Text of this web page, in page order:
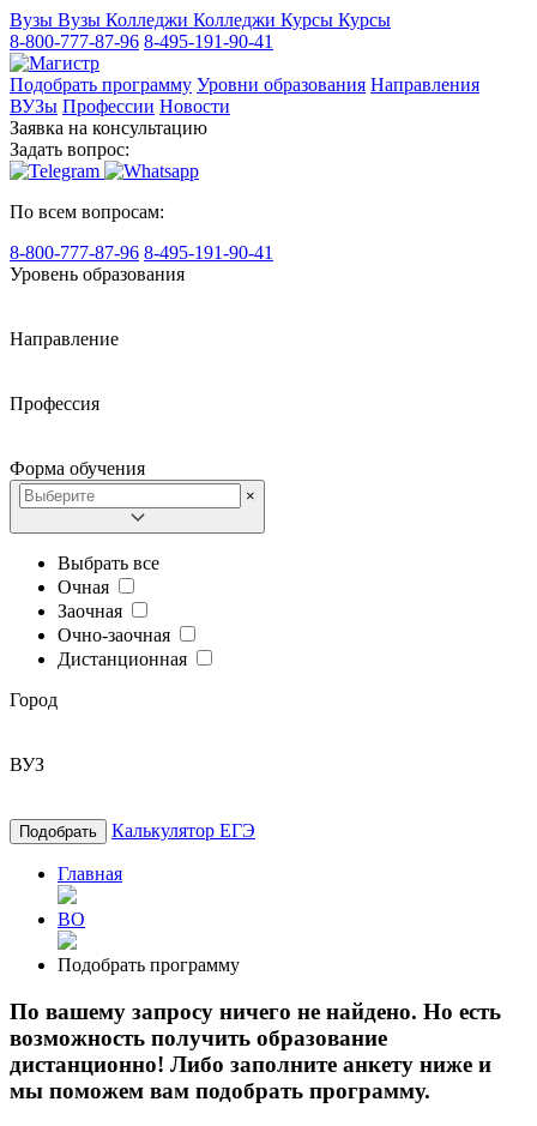
Вузы Вузы Колледжи Колледжи Курсы Курсы
8-800-777-87-96 8-495-191-90-41
Подобрать программу Уровни образования Направления
ВУЗы Профессии Новости
Заявка на консультацию
Задать вопрос:
По всем вопросам:
8-800-777-87-96 8-495-191-90-41
Уровень образования
Направление
Профессия
Форма обучения
×
Выбрать все
Очная
Заочная
Очно-заочная
Дистанционная
Город
ВУЗ
Подобрать Калькулятор ЕГЭ
Главная
ВО
Подобрать программу
По вашему запросу ничего не найдено. Но есть
возможность получить образование
дистанционно! Либо заполните анкету ниже и
мы поможем вам подобрать программу.